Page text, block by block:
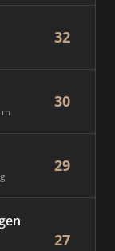
32
30
29
27